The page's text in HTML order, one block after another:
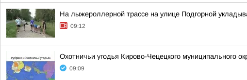
На лыжероллерной трассе на улице Подгорной
09:12
Охотничьи угодья Кирово-Чецецкого муниципального
09:09